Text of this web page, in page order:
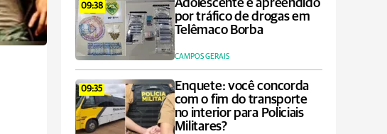
09:38
Adolescente é apreendido
por tráfico de drogas em
Telêmaco Borba
CAMPOS GERAIS
09:35
Enquete: você concorda
com o fim do transporte
no interior para Policiais
Militares?